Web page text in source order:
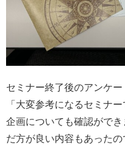
セミナー終了後のアンケー
「大変参考になるセミナ
企画についても確認がで
だ方が良い内容もあったの